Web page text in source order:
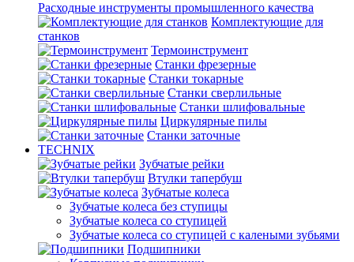
Расходные инструменты промышленного качества
Комплектующие для
станков
Термоинструмент
Станки фрезерные
Станки токарные
Станки сверлильные
Станки шлифовальные
Циркулярные пилы
Станки заточные
TECHNIX
Зубчатые рейки
Втулки тапербуш
Зубчатые колеса
Зубчатые колеса без ступицы
Зубчатые колеса со ступицей
Зубчатые колеса со ступицей с калеными зубьями
Подшипники